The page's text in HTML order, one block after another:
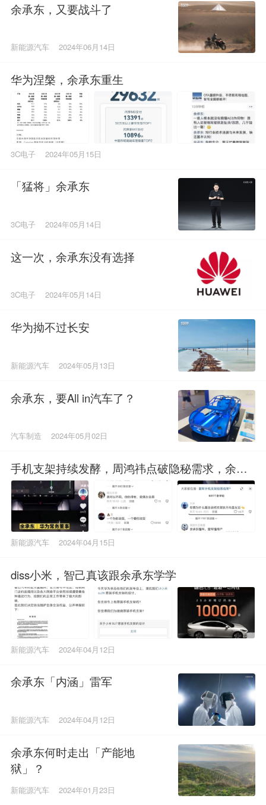
余承东，又要战斗了
新能源汽车 2024年06月14日
华为涅槃，余承东重生
3C电子 2024年05月15日
「猛将」余承东
3C电子 2024年05月14日
这一次，余承东没有选择
3C电子 2024年05月14日
华为拗不过长安
新能源汽车 2024年05月13日
余承东，要All in汽车了？
汽车制造 2024年05月02日
手机支架持续发酵，周鸿祎点破隐秘需求，余承
东到底错哪了？
新能源汽车 2024年04月15日
diss小米，智己真该跟余承东学学
新能源汽车 2024年04月12日
余承东「内涵」雷军
新能源汽车 2024年04月12日
余承东何时走出「产能地
狱」？
新能源汽车 2024年01月23日